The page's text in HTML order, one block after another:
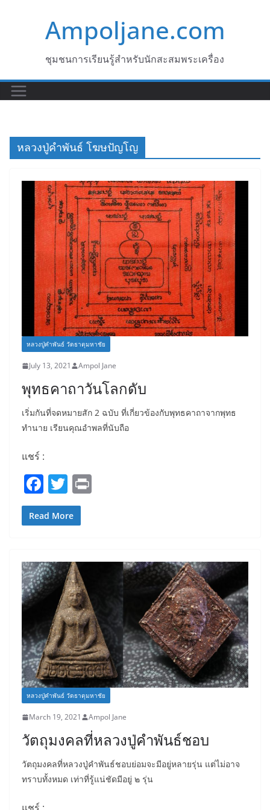
Ampoljane.com
ชุมชนการเรียนรู้สำหรับนักสะสมพระเครื่อง
หลวงปู่คำพันธ์ โฆษปัญโญ
หลวงปู่คำพันธ์ วัดธาตุมหาชัย
July 13, 2021 Ampol Jane
พุทธคาถาวันโลกดับ
เริ่มกันที่จดหมายสัก 2 ฉบับ ที่เกี่ยวข้องกับพุทธคาถาจากพุทธ
ทำนาย เรียนคุณอำพลที่นับถือ
แชร์ :
F
a
c
b
o
k
T
w
itt
Read More
หลวงปู่คำพันธ์ วัดธาตุมหาชัย
March 19, 2021 Ampol Jane
วัตถุมงคลที่หลวงปู่คำพันธ์ชอบ
วัตถุมงคลที่หลวงปู่คำพันธ์ชอบย่อมจะมีอยู่หลายรุ่น แต่ไม่อาจ
ทราบทั้งหมด เท่าที่รู้แน่ชัดมีอยู่ ๒ รุ่น